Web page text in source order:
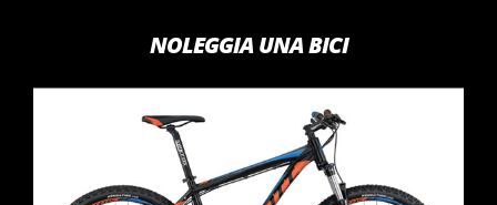
NOLEGGIA UNA BICI